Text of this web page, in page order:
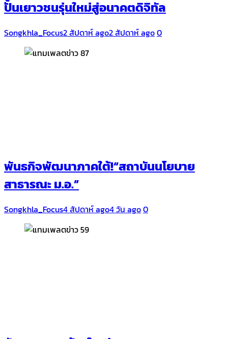
ปั้นเยาวชนรุ่นใหม่สู่อนาคตดิจิทัล
Songkhla_Focus2 สัปดาห์ ago2 สัปดาห์ ago0
พันธกิจพัฒนาภาคใต้!“สถาบันนโยบาย
สาธารณะ ม.อ.”
Songkhla_Focus4 สัปดาห์ ago4 วัน ago0